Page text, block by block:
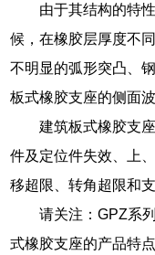
由于其结构的特
候，在橡胶层厚度不
不明显的弧形突凸、
板式橡胶支座的侧面
建筑板式橡胶支
件及定位件失效、上
移超限、转角超限和
请关注：GPZ系
式橡胶支座的产品特